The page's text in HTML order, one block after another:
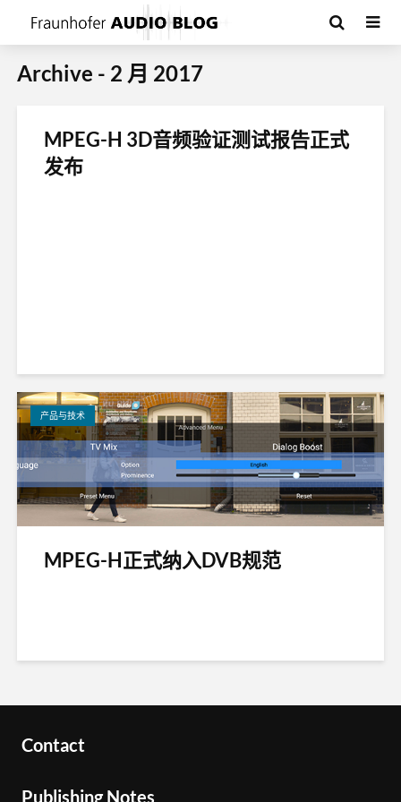
Archive - 2 月 2017
MPEG-H 3D音频验证测试报告正式
发布
产品与技术
MPEG-H正式纳入DVB规范
Contact
Publishing Notes